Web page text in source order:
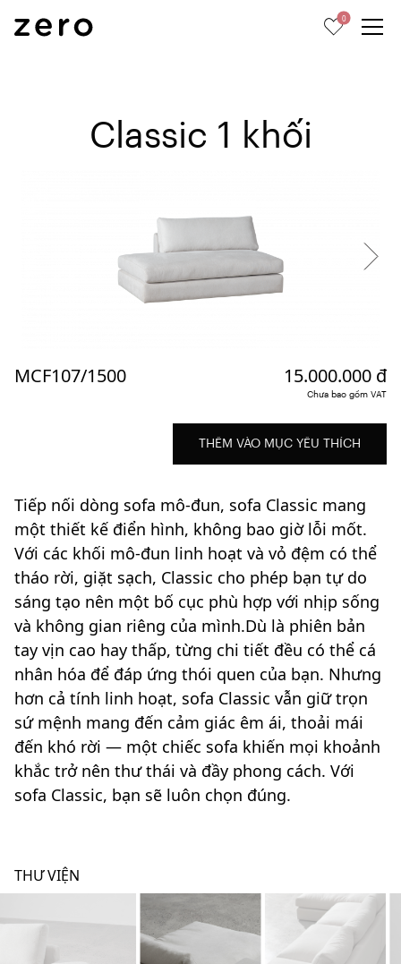
0
Classic 1 khối
MCF107/1500 15.000.000 đ
Chưa bao gồm VAT
THÊM VÀO MỤC YÊU THÍCH
Tiếp nối dòng sofa mô-đun, sofa Classic mang
một thiết kế điển hình, không bao giờ lỗi mốt.
Với các khối mô-đun linh hoạt và vỏ đệm có thể
tháo rời, giặt sạch, Classic cho phép bạn tự do
sáng tạo nên một bố cục phù hợp với nhịp sống
và không gian riêng của mình.Dù là phiên bản
tay vịn cao hay thấp, từng chi tiết đều có thể cá
nhân hóa để đáp ứng thói quen của bạn. Nhưng
hơn cả tính linh hoạt, sofa Classic vẫn giữ trọn
sứ mệnh mang đến cảm giác êm ái, thoải mái
đến khó rời — một chiếc sofa khiến mọi khoảnh
khắc trở nên thư thái và đầy phong cách. Với
sofa Classic, bạn sẽ luôn chọn đúng.
THƯ VIỆN